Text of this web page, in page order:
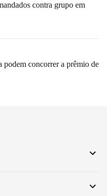
contra grupo em
podem concorrer a prêmio de